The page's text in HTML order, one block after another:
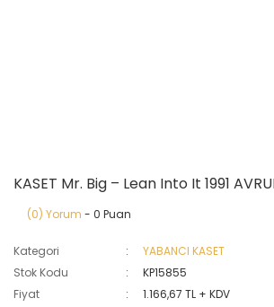
KASET Mr. Big – Lean Into It 1991
(0) Yorum - 0 Puan
Kategori
YABANCI KASET
Stok Kodu
KP15855
Fiyat
1.166,67 TL + KDV